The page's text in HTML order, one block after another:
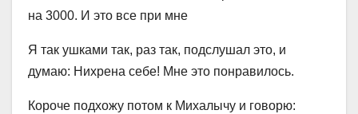
на 3000. И это все при мне
Я так ушками так, раз так, подслушал это, и
думаю: Нихрена себе! Мне это понравилось.
Короче подхожу потом к Михалычу и говорю: